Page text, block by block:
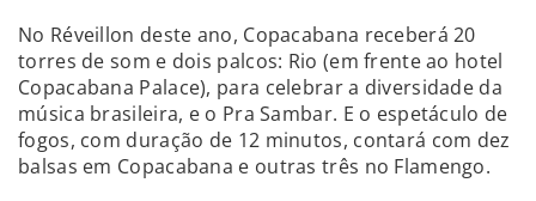
No Réveillon deste ano, Copacabana receberá 20
torres de som e dois palcos: Rio (em frente ao hotel
Copacabana Palace), para celebrar a diversidade da
música brasileira, e o Pra Sambar. E o espetáculo de
fogos, com duração de 12 minutos, contará com dez
balsas em Copacabana e outras três no Flamengo.